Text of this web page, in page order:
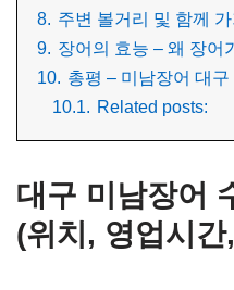
8. 주변 볼거리 및 함께
9. 장어의 효능 – 왜 장어
10. 총평 – 미남장어 대
10.1. Related posts:
대구 미남장어
(위치, 영업시간